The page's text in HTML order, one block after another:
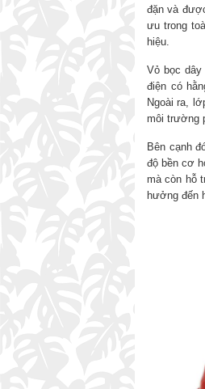
đặn và
ưu trong
hiệu.
Vỏ bọc
điện có
Ngoài ra,
môi trường
Bên cạnh
độ bền cơ
mà còn hỗ
hưởng đến